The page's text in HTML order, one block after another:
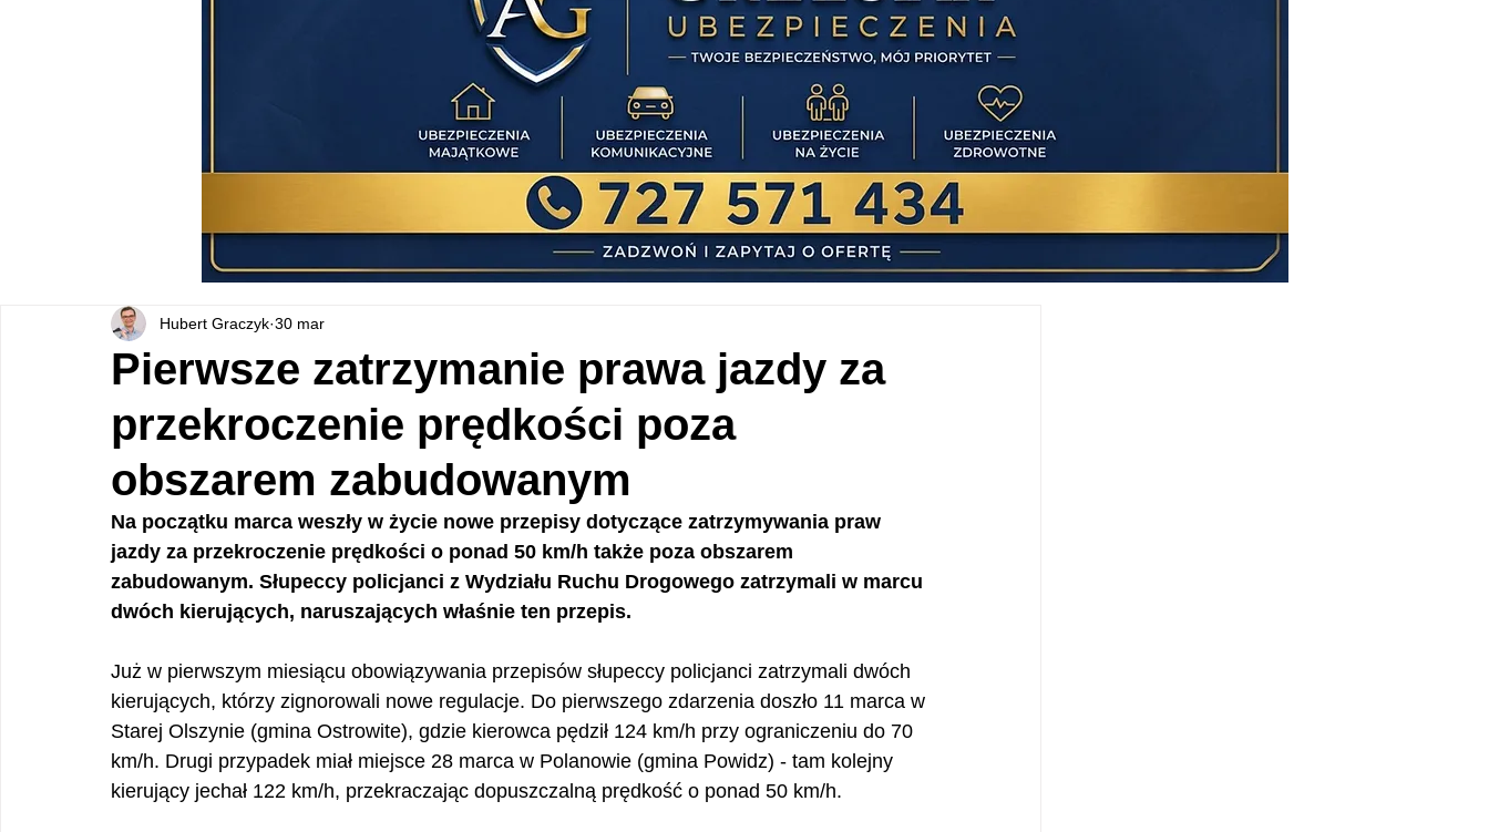
Pierwsze zatrzymanie prawa jazdy za
przekroczenie prędkości poza
obszarem zabudowanym
Hubert Graczyk 30 mar
Na początku marca weszły w życie nowe przepisy dotyczące zatrzymywania praw
jazdy za przekroczenie prędkości o ponad 50 km/h także poza obszarem
zabudowanym. Słupeccy policjanci z Wydziału Ruchu Drogowego zatrzymali w marcu
dwóch kierujących, naruszających właśnie ten przepis.
Już w pierwszym miesiącu obowiązywania przepisów słupeccy policjanci zatrzymali dwóch
kierujących, którzy zignorowali nowe regulacje. Do pierwszego zdarzenia doszło 11 marca w
Starej Olszynie (gmina Ostrowite), gdzie kierowca pędził 124 km/h przy ograniczeniu do 70
km/h. Drugi przypadek miał miejsce 28 marca w Polanowie (gmina Powidz) - tam kolejny
kierujący jechał 122 km/h, przekraczając dopuszczalną prędkość o ponad 50 km/h.